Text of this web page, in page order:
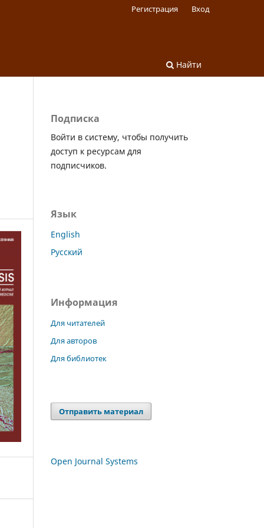
Найти
Регистрация Вход
Подписка
Войти в систему, чтобы получить
доступ к ресурсам для
подписчиков.
Язык
English
Русский
Информация
Для читателей
Для авторов
Для библиотек
Отправить материал
Open Journal Systems